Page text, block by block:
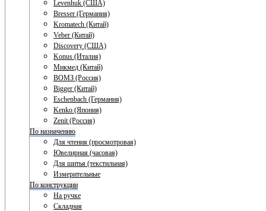
Levenhuk (США)
Bresser (Германия)
Kromatech (Китай)
Veber (Китай)
Discovery (США)
Konus (Италия)
Микмед (Китай)
ВОМЗ (Россия)
Bigger (Китай)
Eschenbach (Германия)
Kenko (Япония)
Zenit (Россия)
По назначению
Для чтения (просмотровая)
Ювелирная (часовая)
Для шитья (текстильная)
Измерительные
По конструкции
На ручке
Складная